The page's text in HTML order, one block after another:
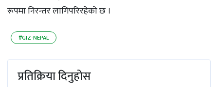
रूपमा निरन्तर लागिपरिरहेको छ ।
#GIZ-NEPAL
प्रतिक्रिया दिनुहोस